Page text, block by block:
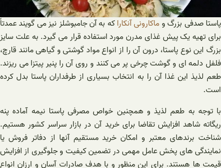
پاستا صدفی بزرگ وماکارونی آنکاراکه به آن جامبوشلز نیز می گویند عمدتاً
برای تهیه یک پیش غذای مدرن مورد استفاده قرار می گیرد. به علت سایز
بزرگ این نوع پاستا، درون آن را از انواع مواد گوشتی و گیاهی مانند قارچ،
فلفل دلمه ای و گوشت چرخی پر می کنند و روی آن را پنیر پیتزا می ریزند.
طعم لذیذ این غذا آن را به انتخاب بسیاری از طرفداران پاستا بدل کرده
است.
با توجه به طعم لذیذ و همچنین خواص مصرفی پاستا نیمه آماده پنه
ریگاته شاهد افزایش تقاضا برای خرید آن در بازار سراسر کشور هستیم.
شناخت برندهای معتبر و امکان خرید مستقیم آنها از دفاتر فروش یا
نمایندگی های پخش عامل مهمی در تضمین کیفیت و جلوگیری از افزایش
قیمت ها هستند. برای این منظور و با هدف صادرات آسان و ارزان انواع